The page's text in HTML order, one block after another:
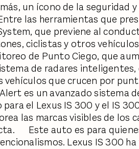
un ícono de la seguridad
las herramientas que
que previene al
ciclistas y otros
de Punto Ciego, que
de radares inteligentes,
que crucen por
es un avanzado sistema
el Lexus IS 300 y el IS
las marcas visibles de los
Este auto es para
Lexus IS 300